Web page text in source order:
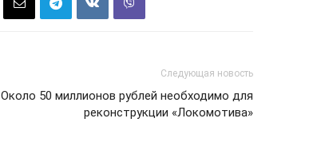
Следующая новость
Около 50 миллионов рублей необходимо для
реконструкции «Локомотива»